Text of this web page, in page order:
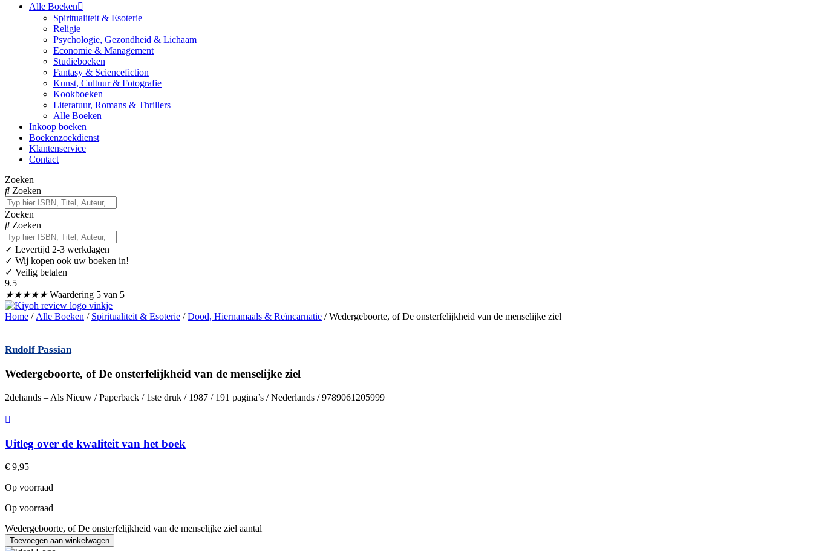
Alle Boeken
Spiritualiteit & Esoterie
Religie
Psychologie, Gezondheid & Lichaam
Economie & Management
Studieboeken
Fantasy & Sciencefiction
Kunst, Cultuur & Fotografie
Kookboeken
Literatuur, Romans & Thrillers
Alle Boeken
Inkoop boeken
Boekenzoekdienst
Klantenservice
Contact
Zoeken
Zoeken
Zoeken
Zoeken
✓ Levertijd 2-3 werkdagen
✓ Wij kopen ook uw boeken in!
✓ Veilig betalen
9.5
★★★★★ Waardering 5 van 5
Home / Alle Boeken / Spiritualiteit & Esoterie /Dood, Hiernamaals & Reïncarnatie / Wedergeboorte, of De onsterfelijkheid van de menselijke ziel
Rudolf Passian
Wedergeboorte, of De onsterfelijkheid van de menselijke ziel
2dehands – Als Nieuw / Paperback / 1ste druk / 1987 / 191 pagina’s / Nederlands / 9789061205999
Uitleg over de kwaliteit van het boek
€ 9,95
Op voorraad
Op voorraad
Wedergeboorte, of De onsterfelijkheid van de menselijke ziel aantal
Toevoegen aan winkelwagen